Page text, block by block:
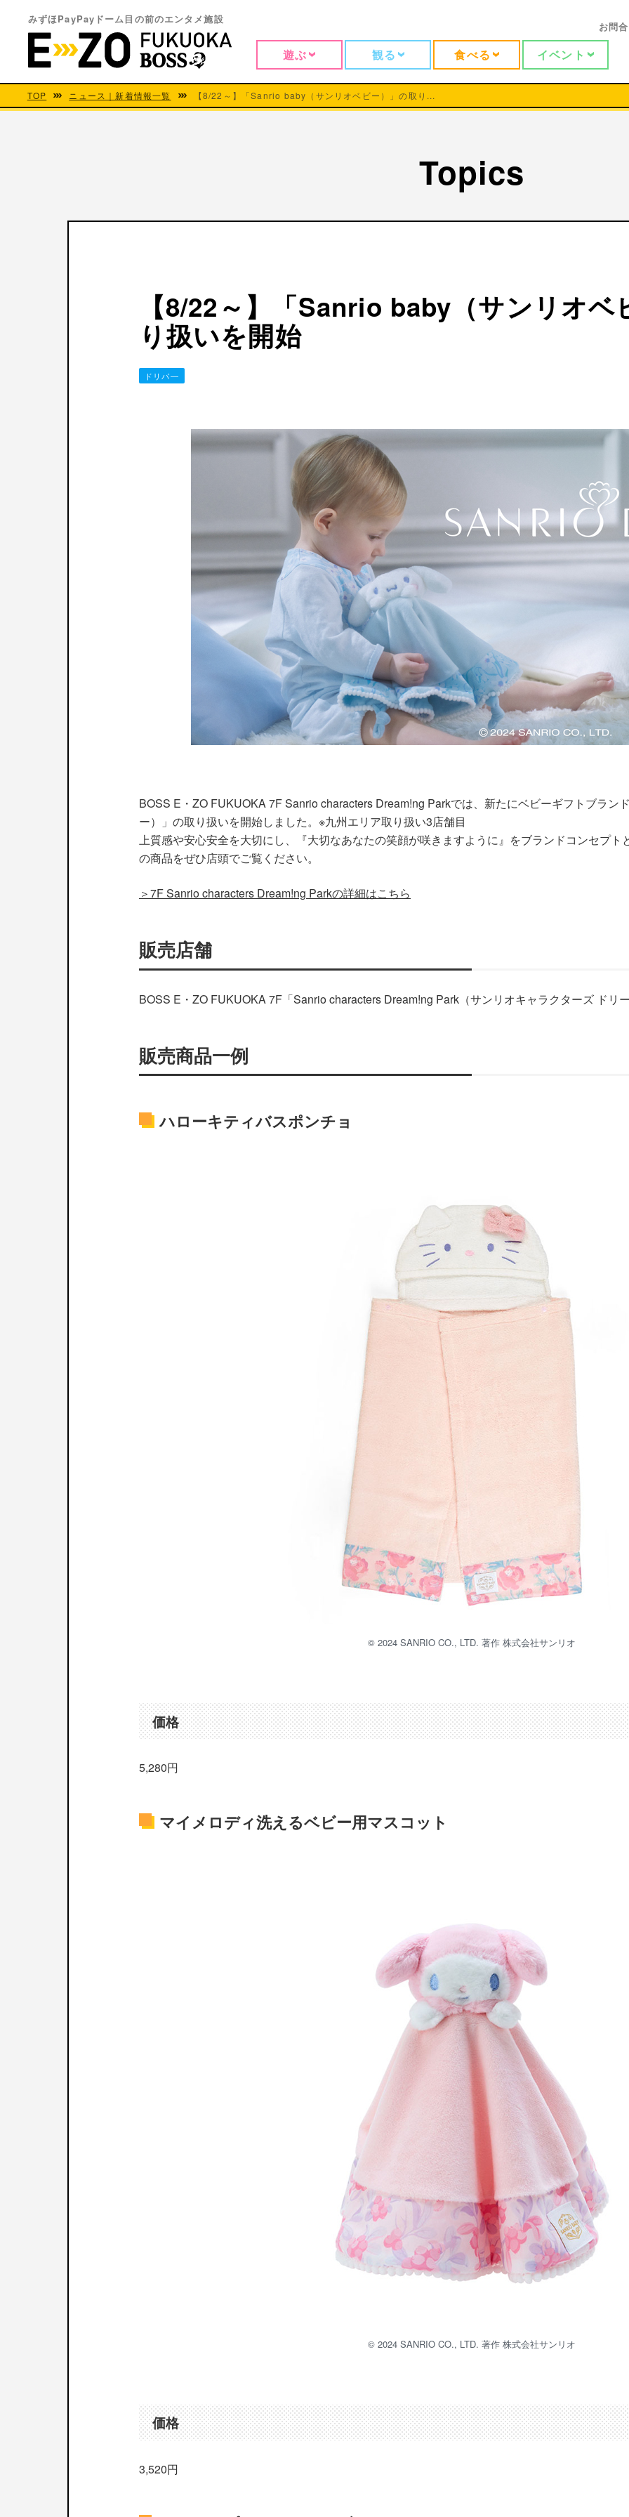
みずほPayPayドーム目の前のエンタメ施設
お問
遊ぶ 観る 食べる イベント
TOP ニュース｜新着情報一覧 【8/22～】「Sanrio baby（サンリオベビー）」の取り...
Topics
【8/22～】「Sanrio baby（サンリオベ
り扱いを開始
ドリパ―
BOSS E・ZO FUKUOKA 7F Sanrio characters Dream!ng Parkでは、新たにベビーギフトブラン
ー）」の取り扱いを開始しました。※九州エリア取り扱い3店舗目
上質感や安心安全を大切にし、『大切なあなたの笑顔が咲きますように』をブランドコンセプト
の商品をぜひ店頭でご覧ください。
＞7F Sanrio characters Dream!ng Parkの詳細はこちら
販売店舗
BOSS E・ZO FUKUOKA 7F「Sanrio characters Dream!ng Park（サンリオキャラクターズ ドリ
販売商品一例
ハローキティバスポンチョ
©︎ 2024 SANRIO CO., LTD. 著作 株式会社サンリオ
価格
5,280円
マイメロディ洗えるベビー用マスコット
©︎ 2024 SANRIO CO., LTD. 著作 株式会社サンリオ
価格
3,520円